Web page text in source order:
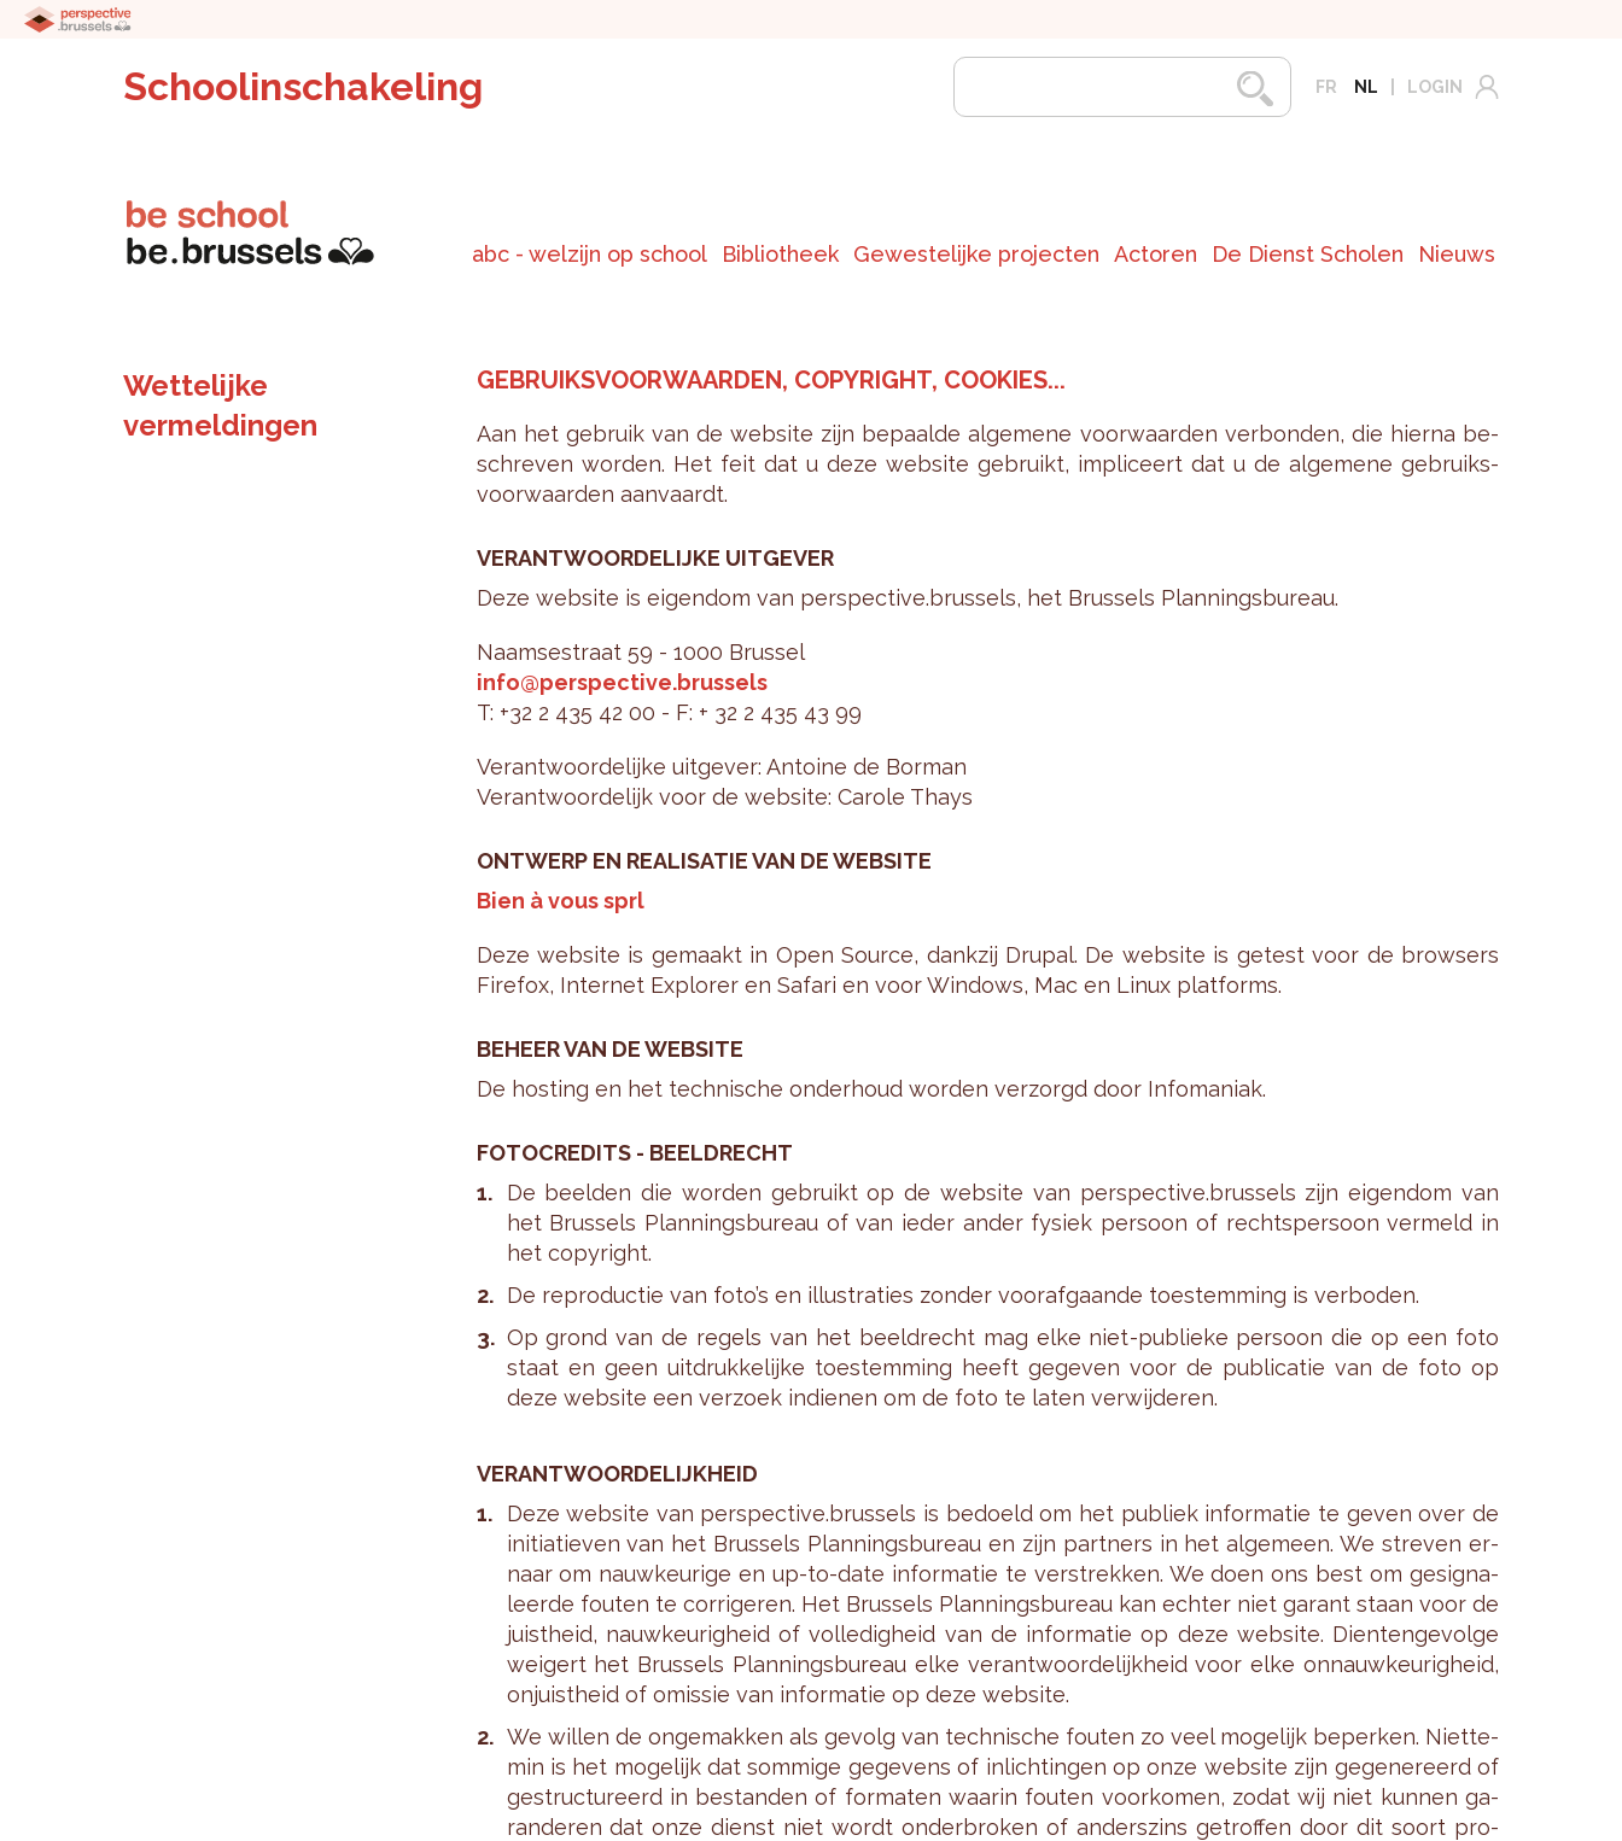
Schoolinschakeling FR NL LOGIN
abc - welzijn op school Bibliotheek Gewestelijke projecten Actoren De Dienst Scholen Nieuws
Wettelijke
vermeldingen
GE­BRUIKS­VOOR­WAAR­DEN, CO­PY­RIGHT, COO­KIES...
Aan het ge­bruik van de web­si­te zijn be­paal­de al­ge­me­ne voor­waar­den ver­bon­den, die hier­na be­
schre­ven wor­den. Het feit dat u deze web­si­te ge­bruikt, im­pli­ceert dat u de al­ge­me­ne ge­bruiks­
voor­waar­den aan­vaardt.
VER­ANT­WOOR­DE­LIJ­KE UIT­GE­VER
Deze web­si­te is ei­gen­dom van per­spec­ti­ve.brus­sels, het Brus­sels Plan­nings­bu­reau.
Naam­se­straat 59 - 1000 Brus­sel
info@​perspective.​brussels
T: +32 2 435 42 00 - F: + 32 2 435 43 99
Ver­ant­woor­de­lij­ke uit­ge­ver: An­toi­ne de Bor­man
Ver­ant­woor­de­lijk voor de web­si­te: Ca­ro­le Thays
ONT­WERP EN RE­A­LI­SA­TIE VAN DE WEB­SI­TE
Bien à vous sprl
Deze web­si­te is ge­maakt in Open Sour­ce, dank­zij Dru­pal. De web­si­te is ge­test voor de brow­sers
Fire­fox, In­ter­net Ex­plo­rer en Sa­fa­ri en voor Win­dows, Mac en Linux plat­forms.
BE­HEER VAN DE WEB­SI­TE
De hos­ting en het tech­ni­sche on­der­houd wor­den ver­zorgd door In­fo­ma­ni­ak.
FO­TO­CRE­DITS - BEELD­RECHT
De beel­den die wor­den ge­bruikt op de web­si­te van per­spec­ti­ve.brus­sels zijn ei­gen­dom van
het Brus­sels Plan­nings­bu­reau of van ieder ander fy­siek per­soon of rechts­per­soon ver­meld in
het co­py­right.
De re­pro­duc­tie van foto’s en il­lu­stra­ties zon­der voor­af­gaan­de toe­stem­ming is ver­bo­den.
Op grond van de re­gels van het beeld­recht mag elke niet-pu­blie­ke per­soon die op een foto
staat en geen uit­druk­ke­lij­ke toe­stem­ming heeft ge­ge­ven voor de pu­bli­ca­tie van de foto op
deze web­si­te een ver­zoek in­die­nen om de foto te laten ver­wij­de­ren.
VER­ANT­WOOR­DE­LIJK­HEID
Deze web­si­te van per­spec­ti­ve.brus­sels is be­doeld om het pu­bliek in­for­ma­tie te geven over de
ini­ti­a­tie­ven van het Brus­sels Plan­nings­bu­reau en zijn part­ners in het al­ge­meen. We stre­ven er­
naar om nauw­keu­ri­ge en up-to-date in­for­ma­tie te ver­strek­ken. We doen ons best om ge­sig­na­
leer­de fou­ten te cor­ri­ge­ren. Het Brus­sels Plan­nings­bu­reau kan ech­ter niet ga­rant staan voor de
juist­heid, nauw­keu­rig­heid of vol­le­dig­heid van de in­for­ma­tie op deze web­si­te. Dien­ten­ge­vol­ge
wei­gert het Brus­sels Plan­nings­bu­reau elke ver­ant­woor­de­lijk­heid voor elke on­nauw­keu­rig­heid,
on­juist­heid of omis­sie van in­for­ma­tie op deze web­si­te.
We wil­len de on­ge­mak­ken als ge­volg van tech­ni­sche fou­ten zo veel mo­ge­lijk be­per­ken. Niet­te­
min is het mo­ge­lijk dat som­mi­ge ge­ge­vens of in­lich­tin­gen op onze web­si­te zijn ge­ge­ne­reerd of
ge­struc­tu­reerd in be­stan­den of for­ma­ten waar­in fou­ten voor­ko­men, zodat wij niet kun­nen ga­
ran­de­ren dat onze dienst niet wordt on­der­bro­ken of an­ders­zins ge­trof­fen door dit soort pro­